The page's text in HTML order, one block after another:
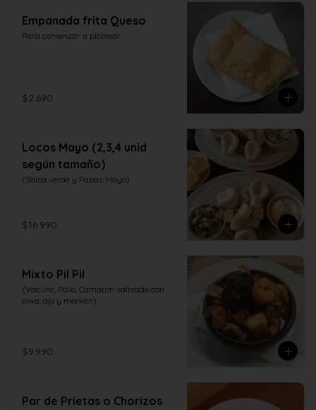
Empanada frita Queso
Para comenzar a picotear
$2.690
Locos Mayo (2,3,4 unid
según tamaño)
(Salsa verde y Papas Mayo)
$16.990
Mixto Pil Pil
(Vacuno, Pollo, Camarón salteado con
oliva, ajo y merkèn)
$9.990
Par de Prietas o Chorizos